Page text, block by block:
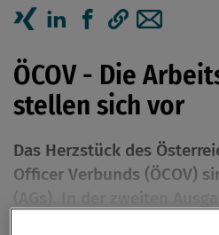
Seiteninhalt
ÖCOV - Die
stellen sich vor
Das Herzstück des
Officer Verbunds (ÖCOV)